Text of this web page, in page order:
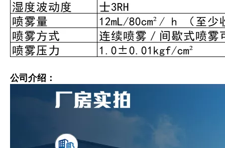
公司介绍：